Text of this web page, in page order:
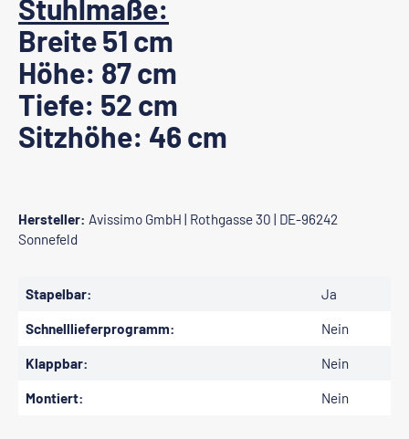
Stuhlmaße:
Breite 51 cm
Höhe: 87 cm
Tiefe: 52 cm
Sitzhöhe: 46 cm
Hersteller: Avissimo GmbH | Rothgasse 30 | DE-96242
Sonnefeld
Stapelbar: Ja
Schnelllieferprogramm: Nein
Klappbar: Nein
Montiert: Nein